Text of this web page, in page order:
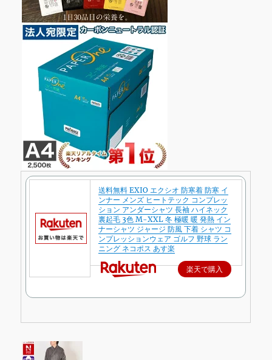
送料無料 EXIO エクシオ 防寒着 防寒 イ
ンナー メンズ ヒートテック コンプレッ
ション アンダーシャツ 長袖 ハイネック
裏起毛 3色 M-XXL 冬 極暖 暖 発熱 イン
ナーシャツ ジャージ 防風 下着 シャツ コ
ンプレッションウェア ゴルフ 野球 ラン
ニング ネコポス あす楽
楽天で購入